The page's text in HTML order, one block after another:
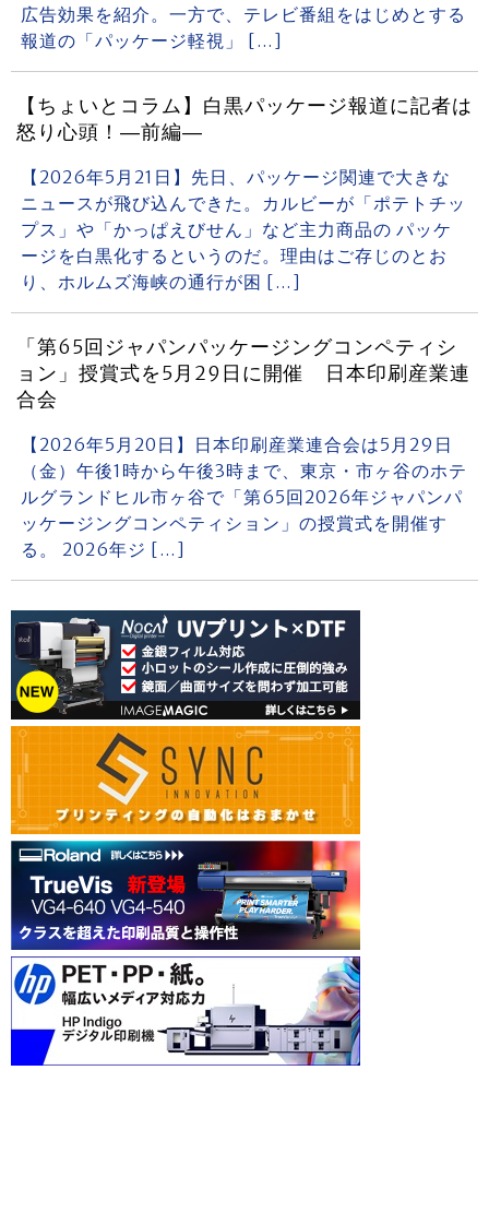
広告効果を紹介。一方で、テレビ番組をはじめとする
報道の「パッケージ軽視」 […]
【ちょいとコラム】白黒パッケージ報道に記者は
怒り心頭！―前編―
【2026年5月21日】先日、パッケージ関連で大きな
ニュースが飛び込んできた。カルビーが「ポテトチッ
プス」や「かっぱえびせん」など主力商品の パッケ
ージを白黒化するというのだ。理由はご存じのとお
り、ホルムズ海峡の通行が困 […]
「第65回ジャパンパッケージングコンペティシ
ョン」授賞式を5月29日に開催 日本印刷産業連
合会
【2026年5月20日】日本印刷産業連合会は5月29日
（金）午後1時から午後3時まで、東京・市ヶ谷のホテ
ルグランドヒル市ヶ谷で「第65回2026年ジャパンパ
ッケージングコンペティション」の授賞式を開催す
る。 2026年ジ […]